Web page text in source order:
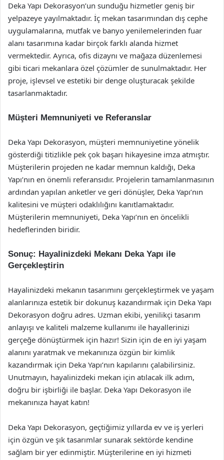
Deka Yapı Dekorasyon’un sunduğu hizmetler geniş bir
yelpazeye yayılmaktadır. İç mekan tasarımından dış cephe
uygulamalarına, mutfak ve banyo yenilemelerinden fuar
alanı tasarımına kadar birçok farklı alanda hizmet
vermektedir. Ayrıca, ofis dizaynı ve mağaza düzenlemesi
gibi ticari mekanlara özel çözümler de sunulmaktadır. Her
proje, işlevsel ve estetiki bir denge oluşturacak şekilde
tasarlanmaktadır.
Müşteri Memnuniyeti ve Referanslar
Deka Yapı Dekorasyon, müşteri memnuniyetine yönelik
gösterdiği titizlikle pek çok başarı hikayesine imza atmıştır.
Müşterilerin projeden ne kadar memnun kaldığı, Deka
Yapı’nın en önemli referansıdır. Projelerin tamamlanmasının
ardından yapılan anketler ve geri dönüşler, Deka Yapı’nın
kalitesini ve müşteri odaklılığını kanıtlamaktadır.
Müşterilerin memnuniyeti, Deka Yapı’nın en öncelikli
hedeflerinden biridir.
Sonuç: Hayalinizdeki Mekanı Deka Yapı ile
Gerçekleştirin
Hayalinizdeki mekanın tasarımını gerçekleştirmek ve yaşam
alanlarınıza estetik bir dokunuş kazandırmak için Deka Yapı
Dekorasyon doğru adres. Uzman ekibi, yenilikçi tasarım
anlayışı ve kaliteli malzeme kullanımı ile hayallerinizi
gerçeğe dönüştürmek için hazır! Sizin için de en iyi yaşam
alanını yaratmak ve mekanınıza özgün bir kimlik
kazandırmak için Deka Yapı’nın kapılarını çalabilirsiniz.
Unutmayın, hayalinizdeki mekan için atılacak ilk adım,
doğru bir işbirliği ile başlar. Deka Yapı Dekorasyon ile
mekanınıza hayat katın!
Deka Yapı Dekorasyon, geçtiğimiz yıllarda ev ve iş yerleri
için özgün ve şık tasarımlar sunarak sektörde kendine
sağlam bir yer edinmiştir. Müşterilerine en iyi hizmeti